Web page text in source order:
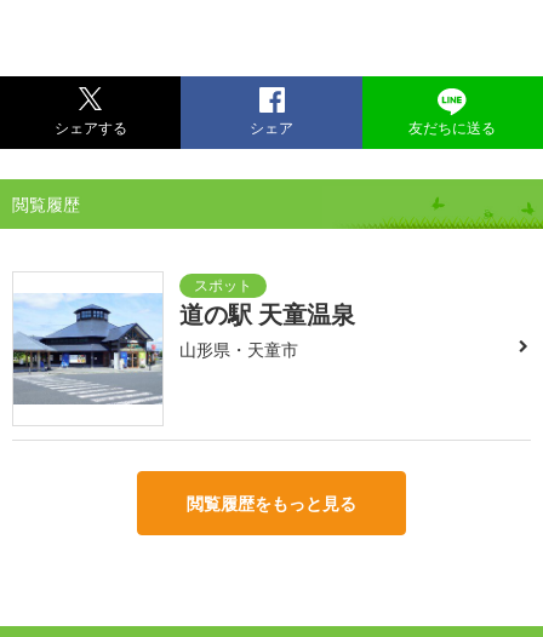
シェアする シェア 友だちに送る
閲覧履歴
道の駅 天童温泉
山形県・天童市
閲覧履歴をもっと見る